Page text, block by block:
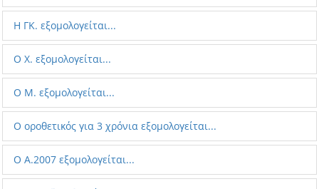
Η ΓΚ. εξομολογείται...
O X. εξομολογείται...
Ο Μ. εξομολογείται...
Ο οροθετικός για 3 χρόνια εξομολογείται...
Ο Α.2007 εξομολογείται...